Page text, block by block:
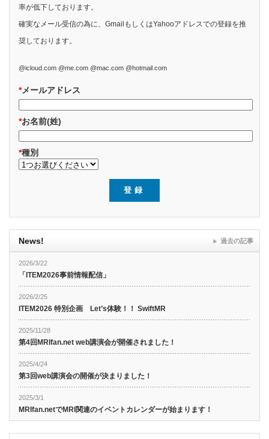
率が低下しております。
確実なメール受信の為に、GmailもしくはYahooアドレスでの登録を推
奨しております。
@icloud.com @me.com @mac.com @hotmail.com
*メールアドレス
*お名前(姓)
*種別
News!
2026/3/22
「ITEM2026事前情報配信」
2026/2/25
ITEM2026 特別企画 Let’s体験！！ SwiftMR
2025/11/28
第4回MRIfan.net web講演会が開催されました！
2025/4/24
第3回web講演会の開催が決まりました！
2025/3/1
MRIfan.netでMRI関連のイベントカレンダーが始まります！
過去の記事